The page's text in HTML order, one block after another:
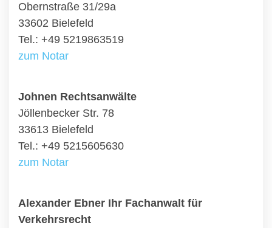
Obernstraße 31/29a
33602 Bielefeld
Tel.: +49 5219863519
zum Notar
Johnen Rechtsanwälte
Jöllenbecker Str. 78
33613 Bielefeld
Tel.: +49 5215605630
zum Notar
Alexander Ebner Ihr Fachanwalt für
Verkehrsrecht